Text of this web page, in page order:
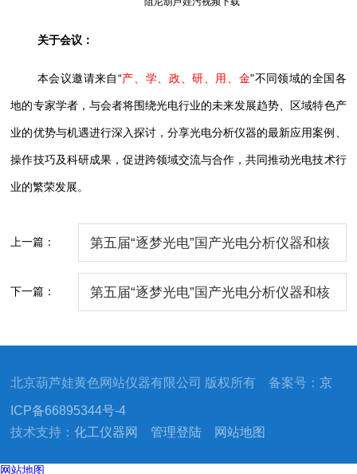
关于会议：
本会议邀请来自“产、学、政、研、用、金"不同领域的全国各
地的专家学者，与会者将围绕光电行业的未来发展趋势、区域特色产
业的优势与机遇进行深入探讨，分享光电分析仪器的最新应用案例、
操作技巧及科研成果，促进跨领域交流与合作，共同推动光电技术行
业的繁荣发展。
上一篇： 第五届“逐梦光电”国产光电分析仪器和核
下一篇： 第五届“逐梦光电”国产光电分析仪器和核
北京葫芦娃黄色网站仪器有限公司 版权所有 备案号：京
ICP备66895344号-4
技术支持：化工仪器网 管理登陆 网站地图
网站地图